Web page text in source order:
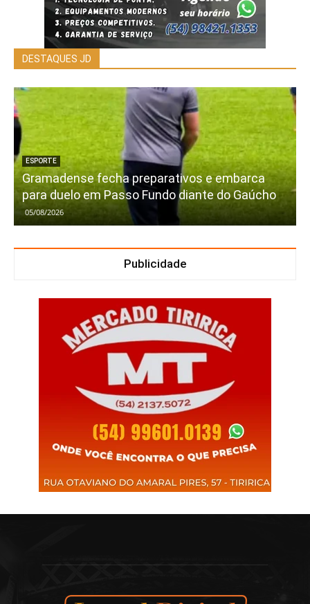
DESTAQUES JD
ESPORTE
Gramadense fecha preparativos e embarca
para duelo em Passo Fundo diante do Gaúcho
05/08/2026
Publicidade